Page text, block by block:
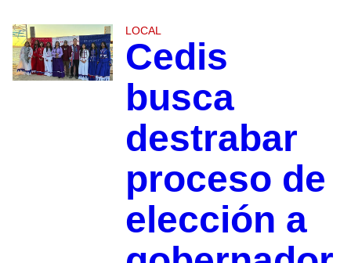
LOCAL
Cedis
busca
destrabar
proceso de
elección a